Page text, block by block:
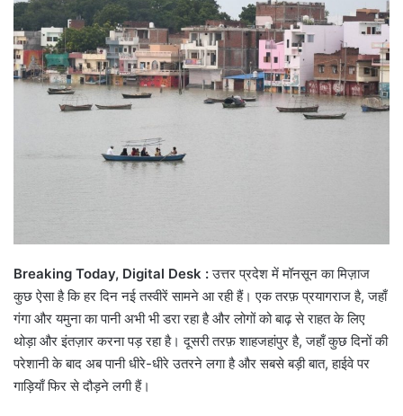
Breaking Today, Digital Desk :उत्तर प्रदेश में मॉनसून का मिज़ाज
कुछ ऐसा है कि हर दिन नई तस्वीरें सामने आ रही हैं। एक तरफ़ प्रयागराज है, जहाँ
गंगा और यमुना का पानी अभी भी डरा रहा है और लोगों को बाढ़ से राहत के लिए
थोड़ा और इंतज़ार करना पड़ रहा है। दूसरी तरफ़ शाहजहांपुर है, जहाँ कुछ दिनों की
परेशानी के बाद अब पानी धीरे-धीरे उतरने लगा है और सबसे बड़ी बात, हाईवे पर
गाड़ियाँ फिर से दौड़ने लगी हैं।